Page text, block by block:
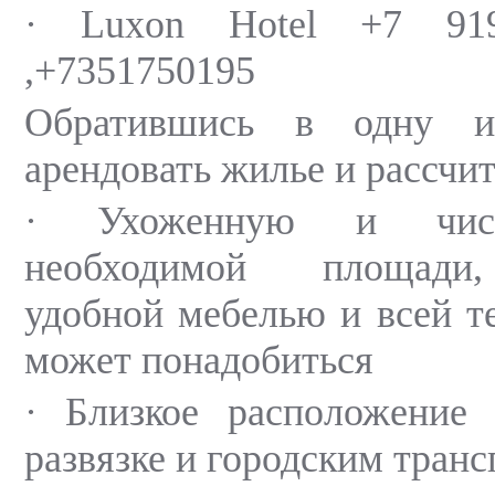
· Luxon Hotel +7
,+7351750195
Обратившись в одну
арендовать жилье и
· Ухоженную и
необходимой
удобной мебелью и всей
может понадобиться
· Близкое расположение
развязке и городским